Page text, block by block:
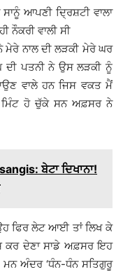
ਆਪਣੀ ਦ੍ਰਿਸ਼ਟੀ ਵਾਲਾ
ਨੌਕਰੀ ਵਾਲੀ ਸੀ
ਨਾਲ ਦੀ ਲੜਕੀ ਮੇਰੇ ਘਰ
ਦੀ ਪਤਨੀ ਨੇ ਉਸ ਲੜਕੀ ਨੂੰ
ਵਾਲੇ ਹਨ ਜਿਸ ਵਕਤ ਮੈਂ
ਹੋ ਚੁੱਕੇ ਸਨ ਅਫ਼ਸਰ ਨੇ
ਬੇਟਾ ਦਿਖਾਨਾ!
ਫਿਰ ਲੇਟ ਆਈ ਤਾਂ ਲਿਖ ਕੇ
ਕਰ ਦੇਣਾ ਸਾਡੇ ਅਫ਼ਸਰ ਇਹ
ਅੰਦਰ ‘ਧੰਨ-ਧੰਨ ਸਤਿਗੁਰੂ